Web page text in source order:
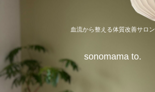
血流から整える体質改善サロン
sonomama to.